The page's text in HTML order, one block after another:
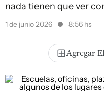
nada tienen que ver
1 de junio 2026 8:56 hs
Agregar